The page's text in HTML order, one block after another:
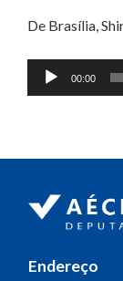
De Brasília,
Tocador
de
00:00
Endereço